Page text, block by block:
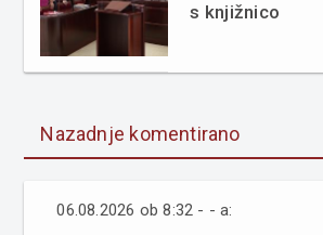
s knjižnico
Nazadnje komentirano
06.08.2026 ob 8:32 - - a: